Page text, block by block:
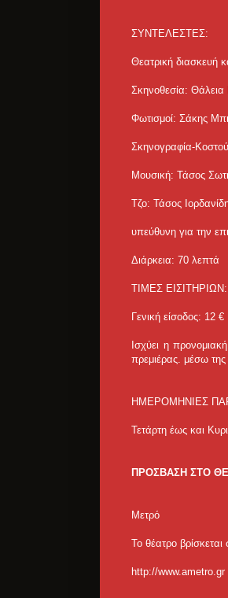
ΣΥΝΤΕΛΕΣΤΕΣ:
Θεατρική διασκευή
Σκηνοθεσία: Θάλεια
Φωτισμοί: Σάκης
Σκηνογραφία-
Μουσική: Τάσος
Τζο: Τάσος
υπεύθυνη για την
Διάρκεια: 70 λεπτά
ΤΙΜΕΣ ΕΙΣΙΤΗΡΙΩΝ:
Γενική είσοδος: 12 €
Ισχύει η
πρεμιέρας. μέσω
ΗΜΕΡΟΜΗΝΙΕΣ
Τετάρτη έως και
ΠΡΟΣΒΑΣΗ ΣΤΟ
Μετρό
Το θέατρο
http://www.ametro.gr